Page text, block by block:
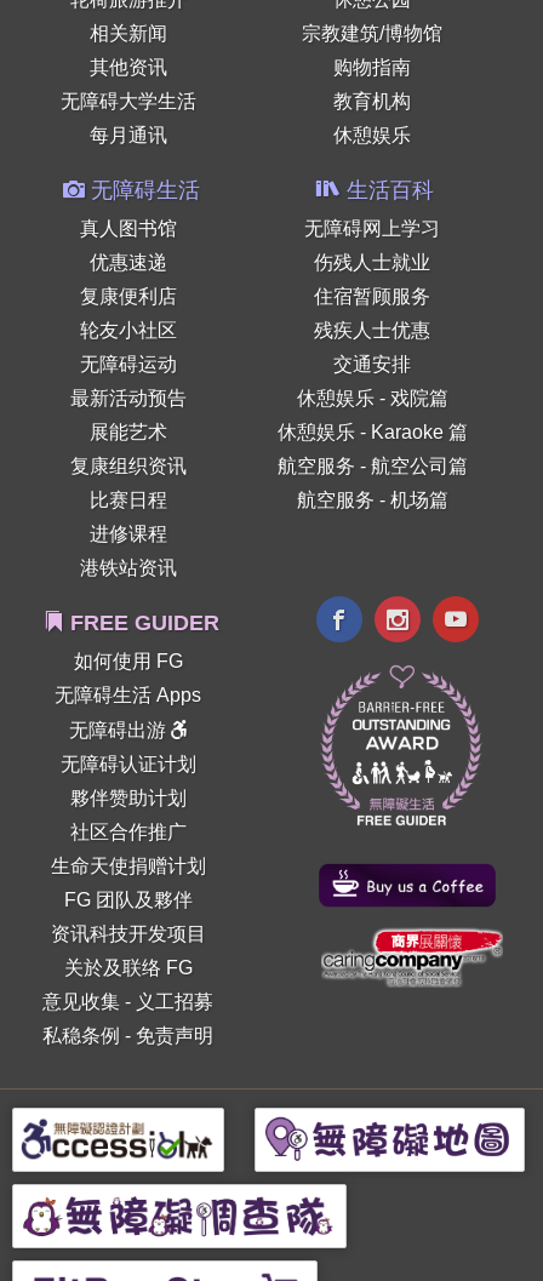
相关新闻
其他资讯
无障碍大学生活
每月通讯
宗教建筑/博物馆
购物指南
教育机构
休憩娱乐
无障碍生活
真人图书馆
优惠速递
复康便利店
轮友小社区
无障碍运动
最新活动预告
展能艺术
复康组织资讯
比赛日程
进修课程
港铁站资讯
生活百科
无障碍网上学习
伤残人士就业
住宿暂顾服务
残疾人士优惠
交通安排
休憩娱乐 - 戏院篇
休憩娱乐 - Karaoke 篇
航空服务 - 航空公司篇
航空服务 - 机场篇
FREE GUIDER
如何使用 FG
无障碍生活 Apps
无障碍出游
无障碍认证计划
夥伴赞助计划
社区合作推广
生命天使捐赠计划
FG 团队及夥伴
资讯科技开发项目
关於及联络 FG
意见收集 - 义工招募
私稳条例 - 免责声明